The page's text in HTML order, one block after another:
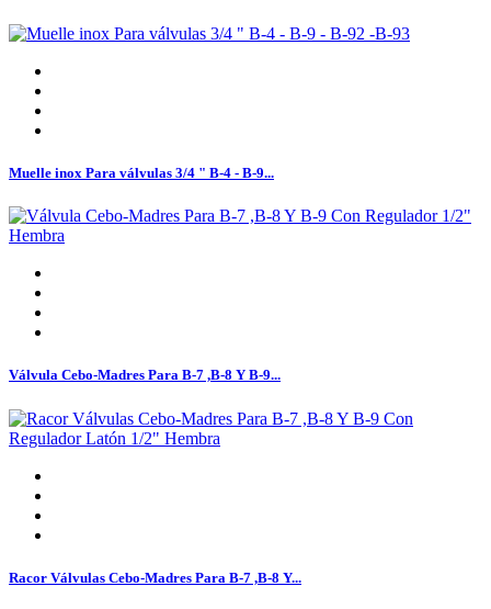
Muelle inox Para válvulas 3/4 " B-4 - B-9...
Válvula Cebo-Madres Para B-7 ,B-8 Y B-9...
Racor Válvulas Cebo-Madres Para B-7 ,B-8 Y...